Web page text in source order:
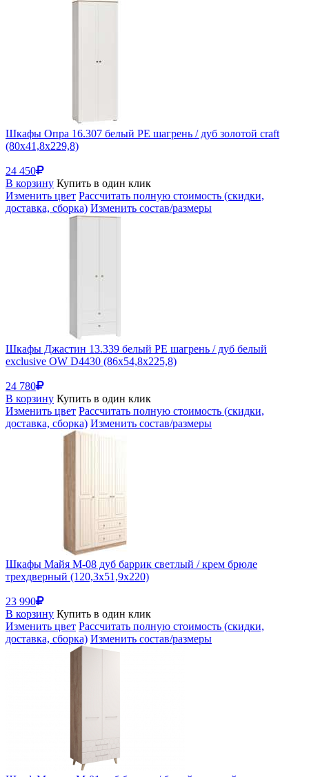
Шкафы Опра 16.307 белый PE шагрень / дуб золотой craft
(80x41,8x229,8)
24 450
В корзину Купить в один клик
Изменить цвет Рассчитать полную стоимость (скидки,
доставка, сборка) Изменить состав/размеры
Шкафы Джастин 13.339 белый PE шагрень / дуб белый
exclusive OW D4430 (86x54,8x225,8)
24 780
В корзину Купить в один клик
Изменить цвет Рассчитать полную стоимость (скидки,
доставка, сборка) Изменить состав/размеры
Шкафы Майя М-08 дуб баррик светлый / крем брюле
трехдверный (120,3x51,9x220)
23 990
В корзину Купить в один клик
Изменить цвет Рассчитать полную стоимость (скидки,
доставка, сборка) Изменить состав/размеры